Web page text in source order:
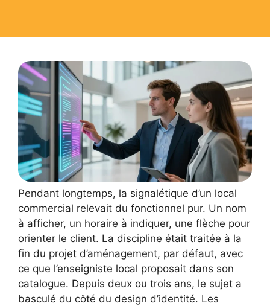
Pendant longtemps, la signalétique d’un local
commercial relevait du fonctionnel pur. Un nom
à afficher, un horaire à indiquer, une flèche pour
orienter le client. La discipline était traitée à la
fin du projet d’aménagement, par défaut, avec
ce que l’enseigniste local proposait dans son
catalogue. Depuis deux ou trois ans, le sujet a
basculé du côté du design d’identité. Les